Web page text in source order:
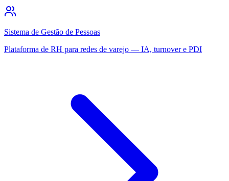
Sistema de Gestão de Pessoas
Plataforma de RH para redes de varejo — IA, turnover e PDI